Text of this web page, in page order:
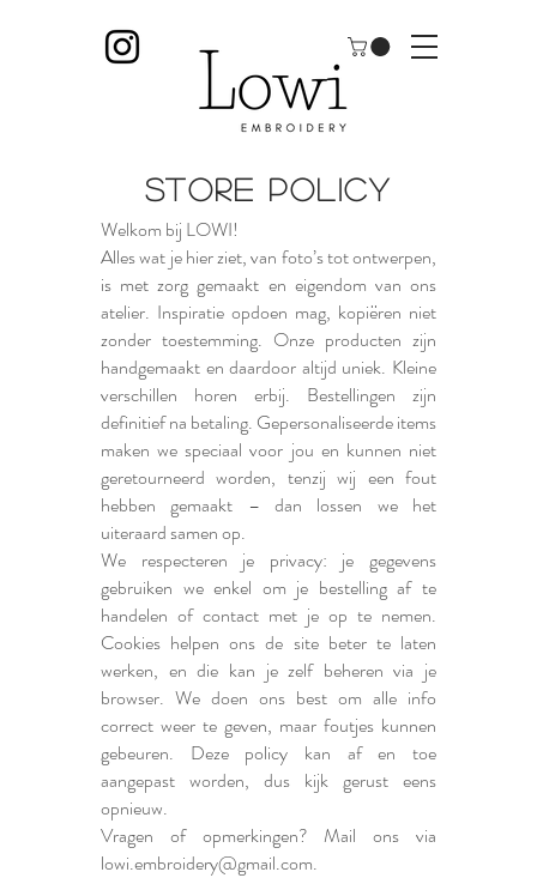
Store Policy
Welkom bij LOWI!
Alles wat je hier ziet, van foto’s tot ontwerpen,
is met zorg gemaakt en eigendom van ons
atelier. Inspiratie opdoen mag, kopiëren niet
zonder toestemming. Onze producten zijn
handgemaakt en daardoor altijd uniek. Kleine
verschillen horen erbij. Bestellingen zijn
definitief na betaling. Gepersonaliseerde items
maken we speciaal voor jou en kunnen niet
geretourneerd worden, tenzij wij een fout
hebben gemaakt – dan lossen we het
uiteraard samen op.
We respecteren je privacy: je gegevens
gebruiken we enkel om je bestelling af te
handelen of contact met je op te nemen.
Cookies helpen ons de site beter te laten
werken, en die kan je zelf beheren via je
browser. We doen ons best om alle info
correct weer te geven, maar foutjes kunnen
gebeuren. Deze policy kan af en toe
aangepast worden, dus kijk gerust eens
opnieuw.
Vragen of opmerkingen? Mail ons via
lowi.embroidery@gmail.com.